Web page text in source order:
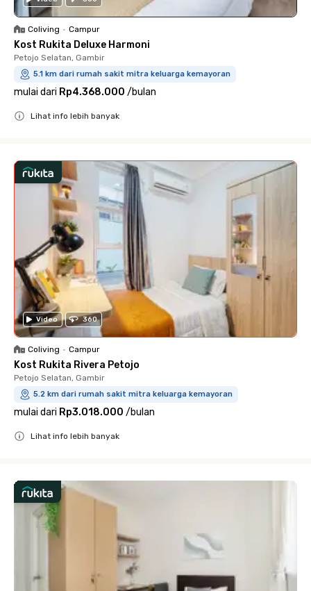
Coliving • Campur
Kost Rukita Deluxe Harmoni
Petojo Selatan, Gambir
5.1 km dari rumah sakit mitra keluarga kemayoran
mulai dari Rp4.368.000 /bulan
Lihat info lebih banyak
Video 360
Coliving • Campur
Kost Rukita Rivera Petojo
Petojo Selatan, Gambir
5.2 km dari rumah sakit mitra keluarga kemayoran
mulai dari Rp3.018.000 /bulan
Lihat info lebih banyak